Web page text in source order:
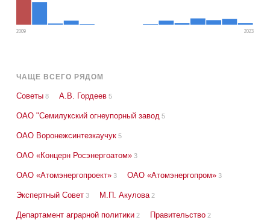
2009 2023
ЧАЩЕ ВСЕГО РЯДОМ
Советы 8 А.В. Гордеев 5
ОАО "Семилукский огнеупорный завод 5
ОАО Воронежсинтезкаучук 5
ОАО «Концерн Росэнергоатом» 3
ОАО «Атомэнергопроект» 3 ОАО «Атомэнергопром» 3
Экспертный Совет 3 М.П. Акулова 2
Департамент аграрной политики 2 Правительство 2